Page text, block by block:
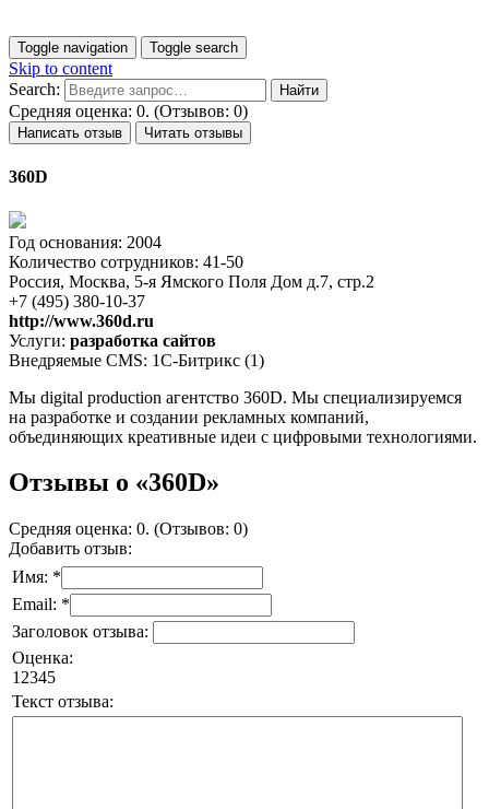
Toggle navigation Toggle search
Skip to content
Search:
Средняя оценка: 0. (Отзывов: 0)
Написать отзыв Читать отзывы
360D
Год основания: 2004
Количество сотрудников: 41-50
Россия, Москва, 5-я Ямского Поля Дом д.7, стр.2
+7 (495) 380-10-37
http://www.360d.ru
Услуги: разработка сайтов
Внедряемые CMS: 1С-Битрикс (1)
Мы digital production агентство 360D. Мы специализируемся
на разработке и создании рекламных компаний,
объединяющих креативные идеи с цифровыми технологиями.
Отзывы о «360D»
Средняя оценка: 0. (Отзывов: 0)
Добавить отзыв:
Имя: *
Email: *
Заголовок отзыва:
Оценка:
1 2345
Текст отзыва: